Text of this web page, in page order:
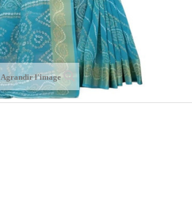
Agrandir l'image